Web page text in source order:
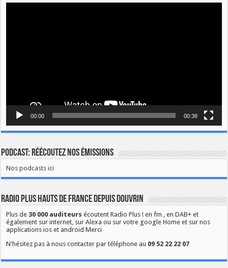
00:00 00:38
Podcast: Réécoutez nos émissions
Nos podcasts ici
Radio Plus Hauts de France depuis Douvrin
Plus de30 000 auditeurs écoutent Radio Plus ! en fm , en DAB+ et
également sur internet, sur Alexa ou sur votre google Home et sur nos
applications ios et android Merci
N'hésitez pas à nous contacter par téléphone au 09 52 22 22 07